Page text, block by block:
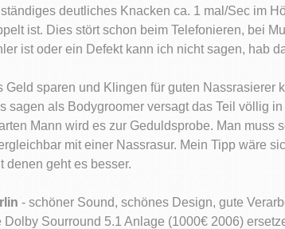
deutliches Knacken ca. 1 mal/Sec im
ist. Dies stört schon beim Telefonieren, bei
ist oder ein Defekt kann ich nicht sagen, hab
Geld sparen und Klingen für guten Nassrasierer
sagen als Bodygroomer versagt das Teil völlig
Mann wird es zur Geduldsprobe. Man
mit einer Nassrasur. Mein Tipp wäre
denen geht es besser.
- schöner Sound, schönes Design, gute
Dolby Sourround 5.1 Anlage (1000€ 2006)